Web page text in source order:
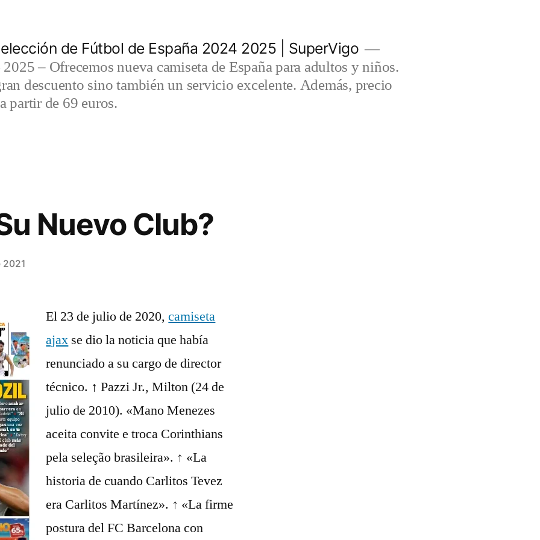
de Fútbol de España 2024 2025 | SuperVigo
– Ofrecemos nueva camiseta de España para adultos y niños.
descuento sino también un servicio excelente. Además, precio
partir de 69 euros.
Nuevo Club?
2021
El 23 de julio de 2020,camiseta
ajax se dio la noticia que había
renunciado a su cargo de director
técnico. ↑ Pazzi Jr., Milton (24 de
julio de 2010). «Mano Menezes
aceita convite e troca Corinthians
pela seleção brasileira». ↑ «La
historia de cuando Carlitos Tevez
era Carlitos Martínez». ↑ «La firme
postura del FC Barcelona con